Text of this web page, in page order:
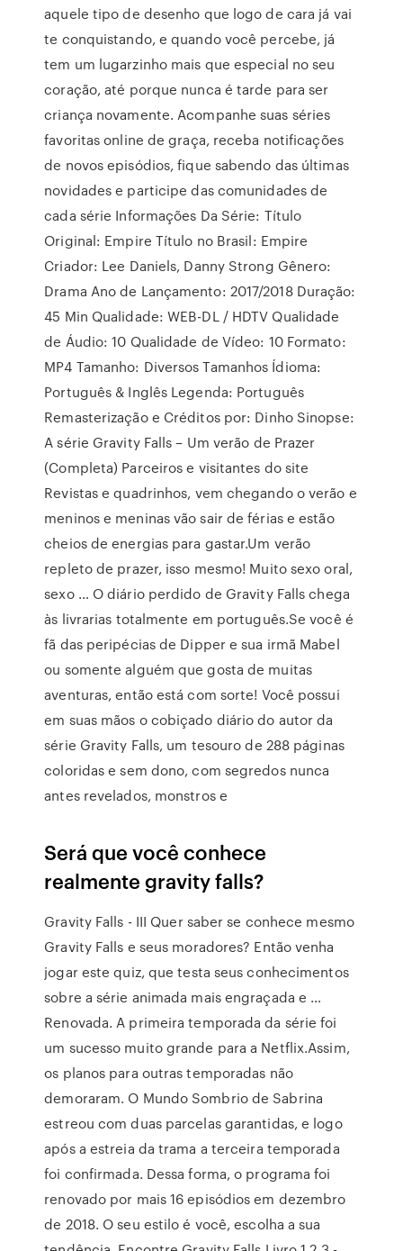
aquele tipo de desenho que logo de cara já vai
te conquistando, e quando você percebe, já
tem um lugarzinho mais que especial no seu
coração, até porque nunca é tarde para ser
criança novamente. Acompanhe suas séries
favoritas online de graça, receba notificações
de novos episódios, fique sabendo das últimas
novidades e participe das comunidades de
cada série Informações Da Série: Título
Original: Empire Título no Brasil: Empire
Criador: Lee Daniels, Danny Strong Gênero:
Drama Ano de Lançamento: 2017/2018 Duração:
45 Min Qualidade: WEB-DL / HDTV Qualidade
de Áudio: 10 Qualidade de Vídeo: 10 Formato:
MP4 Tamanho: Diversos Tamanhos Ídioma:
Português & Inglês Legenda: Português
Remasterização e Créditos por: Dinho Sinopse:
A série Gravity Falls – Um verão de Prazer
(Completa) Parceiros e visitantes do site
Revistas e quadrinhos, vem chegando o verão e
meninos e meninas vão sair de férias e estão
cheios de energias para gastar.Um verão
repleto de prazer, isso mesmo! Muito sexo oral,
sexo … O diário perdido de Gravity Falls chega
às livrarias totalmente em português.Se você é
fã das peripécias de Dipper e sua irmã Mabel
ou somente alguém que gosta de muitas
aventuras, então está com sorte! Você possui
em suas mãos o cobiçado diário do autor da
série Gravity Falls, um tesouro de 288 páginas
coloridas e sem dono, com segredos nunca
antes revelados, monstros e
Será que você conhece
realmente gravity falls?
Gravity Falls - III Quer saber se conhece mesmo
Gravity Falls e seus moradores? Então venha
jogar este quiz, que testa seus conhecimentos
sobre a série animada mais engraçada e …
Renovada. A primeira temporada da série foi
um sucesso muito grande para a Netflix.Assim,
os planos para outras temporadas não
demoraram. O Mundo Sombrio de Sabrina
estreou com duas parcelas garantidas, e logo
após a estreia da trama a terceira temporada
foi confirmada. Dessa forma, o programa foi
renovado por mais 16 episódios em dezembro
de 2018. O seu estilo é você, escolha a sua